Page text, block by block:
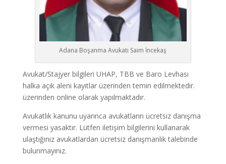
Adana Boşanma Avukatı Saim İncekaş
Avukat/Stajyer bilgileri UHAP, TBB ve Baro Levhası
halka açık aleni kayıtlar üzerinden temin edilmektedir.
üzerinden online olarak yapılmaktadır.
Avukatlık kanunu uyarınca avukatların ücretsiz danışma
vermesi yasaktır. Lütfen iletişim bilgilerini kullanarak
ulaştığınız avukatlardan ücretsiz danışmanlık talebinde
bulunmayınız.